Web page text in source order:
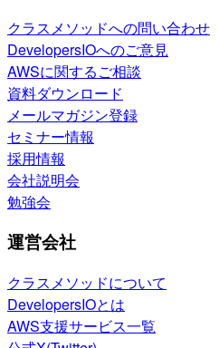
クラスメソッドへの問い合わせ
DevelopersIOへのご意見
AWSに関するご相談
資料ダウンロード
メールマガジン登録
セミナー情報
採用情報
会社説明会
勉強会
運営会社
クラスメソッドについて
DevelopersIOとは
AWS支援サービス一覧